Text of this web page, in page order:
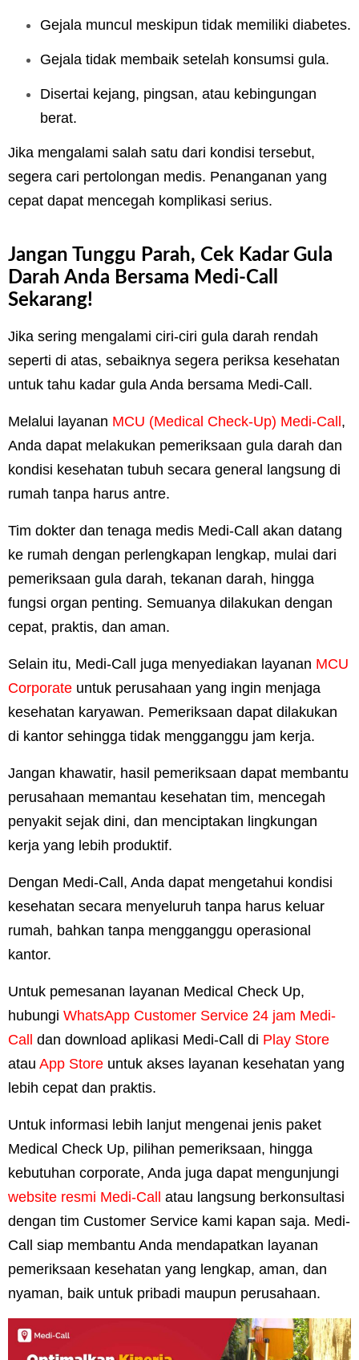
Gejala muncul meskipun tidak memiliki diabetes.
Gejala tidak membaik setelah konsumsi gula.
Disertai kejang, pingsan, atau kebingungan
berat.
Jika mengalami salah satu dari kondisi tersebut,
segera cari pertolongan medis. Penanganan yang
cepat dapat mencegah komplikasi serius.
Jangan Tunggu Parah, Cek Kadar Gula
Darah Anda Bersama Medi-Call
Sekarang!
Jika sering mengalami ciri-ciri gula darah rendah
seperti di atas, sebaiknya segera periksa kesehatan
untuk tahu kadar gula Anda bersama Medi-Call.
Melalui layanan MCU (Medical Check-Up) Medi-Call ,
Anda dapat melakukan pemeriksaan gula darah dan
kondisi kesehatan tubuh secara general langsung di
rumah tanpa harus antre.
Tim dokter dan tenaga medis Medi-Call akan datang
ke rumah dengan perlengkapan lengkap, mulai dari
pemeriksaan gula darah, tekanan darah, hingga
fungsi organ penting. Semuanya dilakukan dengan
cepat, praktis, dan aman.
Selain itu, Medi-Call juga menyediakan layanan MCU
Corporate untuk perusahaan yang ingin menjaga
kesehatan karyawan. Pemeriksaan dapat dilakukan
di kantor sehingga tidak mengganggu jam kerja.
Jangan khawatir, hasil pemeriksaan dapat membantu
perusahaan memantau kesehatan tim, mencegah
penyakit sejak dini, dan menciptakan lingkungan
kerja yang lebih produktif.
Dengan Medi-Call, Anda dapat mengetahui kondisi
kesehatan secara menyeluruh tanpa harus keluar
rumah, bahkan tanpa mengganggu operasional
kantor.
Untuk pemesanan layanan Medical Check Up,
hubungi WhatsApp Customer Service 24 jam Medi-
Call dan download aplikasi Medi-Call di Play Store
atau App Store untuk akses layanan kesehatan yang
lebih cepat dan praktis.
Untuk informasi lebih lanjut mengenai jenis paket
Medical Check Up, pilihan pemeriksaan, hingga
kebutuhan corporate, Anda juga dapat mengunjungi
website resmi Medi-Call
atau langsung berkonsultasi
dengan tim Customer Service kami kapan saja. Medi-
Call siap membantu Anda mendapatkan layanan
pemeriksaan kesehatan yang lengkap, aman, dan
nyaman, baik untuk pribadi maupun perusahaan.